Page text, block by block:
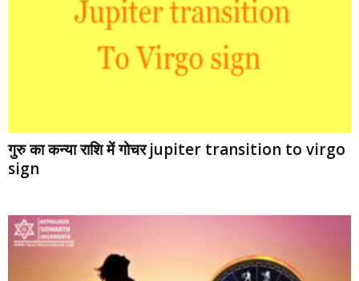
गुरु का कन्‍या राशि में गोचर jupiter transition to virgo
sign